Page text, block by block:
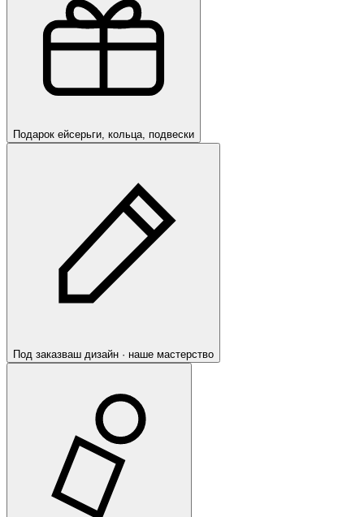
Подарок ейсерьги, кольца, подвески
Под заказваш дизайн · наше мастерство